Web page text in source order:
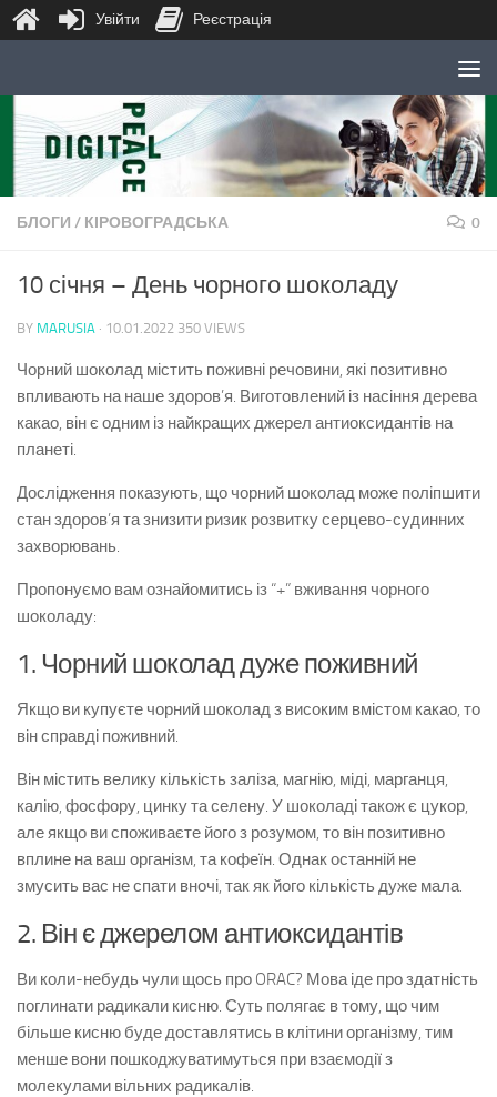
Skip to content
БЛОГИ / КІРОВОГРАДСЬКА 0
10 січня – День чорного шоколаду
BY MARUSIA · 10.01.2022 350 VIEWS
Чорний шоколад містить поживні речовини, які позитивно
впливають на наше здоров’я. Виготовлений із насіння дерева
какао, він є одним із найкращих джерел антиоксидантів на
планеті.
Дослідження показують, що чорний шоколад може поліпшити
стан здоров’я та знизити ризик розвитку серцево-судинних
захворювань.
Пропонуємо вам ознайомитись із “+” вживання чорного
шоколаду:
1. Чорний шоколад дуже поживний
Якщо ви купуєте чорний шоколад з високим вмістом какао, то
він справді поживний.
Він містить велику кількість заліза, магнію, міді, марганця,
калію, фосфору, цинку та селену. У шоколаді також є цукор,
але якщо ви споживаєте його з розумом, то він позитивно
вплине на ваш організм, та кофеїн. Однак останній не
змусить вас не спати вночі, так як його кількість дуже мала.
2. Він є джерелом антиоксидантів
Ви коли-небудь чули щось про ORAC? Мова іде про здатність
поглинати радикали кисню. Суть полягає в тому, що чим
більше кисню буде доставлятись в клітини організму, тим
менше вони пошкоджуватимуться при взаємодії з
молекулами вільних радикалів.
Увійти Реєстрація